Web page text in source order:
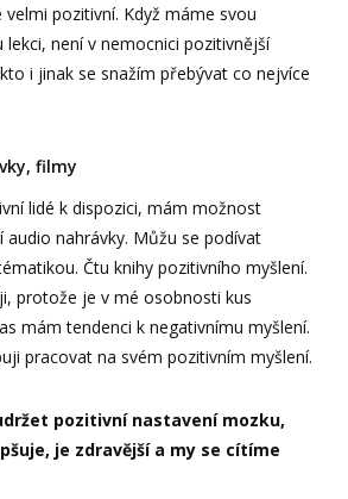
pozitivní. Když máme svou
lekci, není v nemocnici pozitivnější
i jinak se snažím přebývat co nejvíce
filmy
lidé k dispozici, mám možnost
audio nahrávky. Můžu se podívat
Čtu knihy pozitivního myšlení.
protože je v mé osobnosti kus
mám tendenci k negativnímu myšlení.
pracovat na svém pozitivním myšlení.
pozitivní nastavení mozku,
je zdravější a my se cítíme